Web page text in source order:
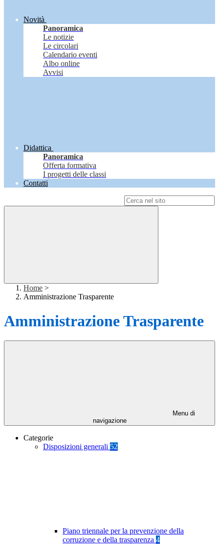
Novità
Panoramica
Le notizie
Le circolari
Calendario eventi
Albo online
Avvisi
Didattica
Panoramica
Offerta formativa
I progetti delle classi
Contatti
Home >
Amministrazione Trasparente
Amministrazione Trasparente
Menu di
navigazione
Categorie
Disposizioni generali 52
Piano triennale per la prevenzione della
corruzione e della trasparenza 4